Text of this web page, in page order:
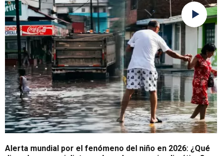
Alerta mundial por el fenómeno del niño en 2026: ¿Qué